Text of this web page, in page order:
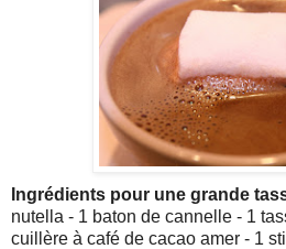
Ingrédients pour une grande
nutella - 1 baton de cannelle - 1
cuillère à café de cacao amer - 1